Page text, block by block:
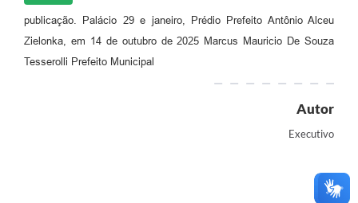
publicação. Palácio 29 e janeiro, Prédio Prefeito Antônio Alceu
Zielonka, em 14 de outubro de 2025 Marcus Mauricio De Souza
Tesserolli Prefeito Municipal
Autor
Executivo